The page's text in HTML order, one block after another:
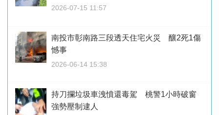
2026-07-15 11:57
南投市彰南路三段透天住宅火災 釀2死1傷
憾事
2026-06-14 15:38
持刀攔垃圾車洩憤還毒駕 桃警1小時破窗
強勢壓制逮人